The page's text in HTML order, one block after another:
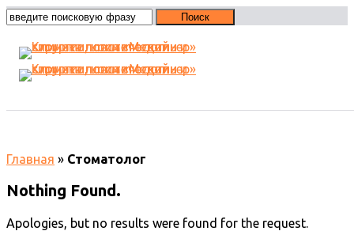
Главная » Стоматолог
Nothing Found.
Apologies, but no results were found for the request.